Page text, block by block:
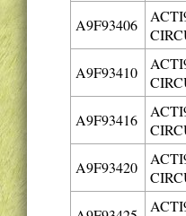
A9F93406
A9F93410
A9F93416
A9F93420